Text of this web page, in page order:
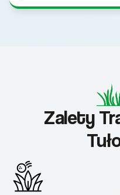
Zalety